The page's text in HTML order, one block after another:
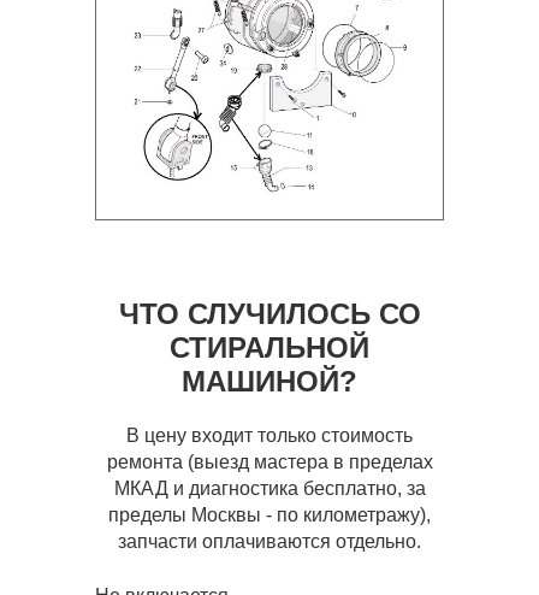
ЧТО СЛУЧИЛОСЬ СО
СТИРАЛЬНОЙ
МАШИНОЙ?
В цену входит только стоимость
ремонта (выезд мастера в пределах
МКАД и диагностика бесплатно, за
пределы Москвы - по километражу),
запчасти оплачиваются отдельно.